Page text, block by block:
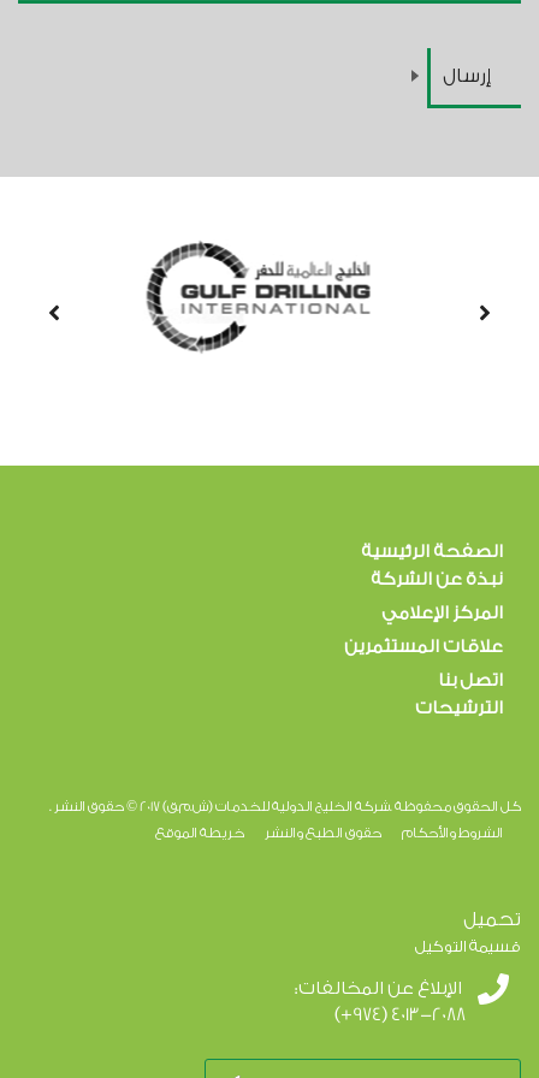
الصفحة الرئيسية
نبذة عن الشركة
المركز الإعلامي
علاقات المستثمرين
اتصل بنا
الترشيحات
كل الحقوق محفوظة .شركة الخليج الدولية للخدمات (ش.م.ق) 2017 © حقوق النشر .
الشروط والأحكام
حقوق الطبع والنشر خريطة الموقع
تحميل
قسيمة التوكيل
الإبلاغ عن المخالفات:
(+974) 4013-2088